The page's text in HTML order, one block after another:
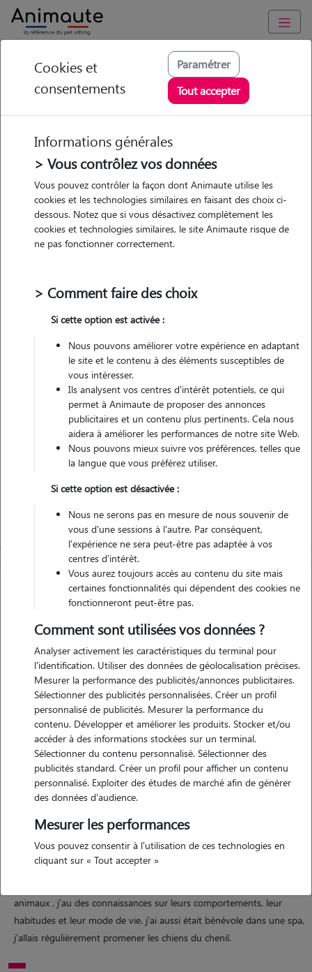
Animaute Occitanie
Lea - Petsitter à
CASTRES
• 25 ans
Garde
chez le Pet Sitter
Véhiculé
Contacter
L'envoi d'une demande est sans engagement
Motivation
je suis étudiante au lycée professionnel de castres et je cherche à
combler mes heures disponibles dans la semaine en compagnie
d'animaux. j'ai grandie entourée de plusieurs animaux et leur
présence me manque beaucoup. je chercher donc à associer mon
temps libre et une de mes passion !
Expérience
j'ai eu beaucoup d'animaux , de toutes races : des rongeurs , des
animaux , j'au des connaissances sur leurs comportements, leur
habitudes et leur mode de vie. j'ai aussi était bénévole dans une spa,
j'allais régulièrement promener les chiens du chenil.
Cookies et
consentements
Paramétrer
Tout accepter
Informations générales
> Vous contrôlez vos données
Vous pouvez contrôler la façon dont Animaute utilise les
cookies et les technologies similaires en faisant des choix ci-
dessous. Notez que si vous désactivez complètement les
cookies et technologies similaires, le site Animaute risque de
ne pas fonctionner correctement.
> Comment faire des choix
Si cette option est activée :
Nous pouvons améliorer votre expérience en adaptant
le site et le contenu à des éléments susceptibles de
vous intéresser.
Ils analysent vos centres d'intérêt potentiels, ce qui
permet à Animaute de proposer des annonces
publicitaires et un contenu plus pertinents. Cela nous
aidera à améliorer les performances de notre site Web.
Nous pouvons mieux suivre vos préférences, telles que
la langue que vous préférez utiliser.
Si cette option est désactivée :
Nous ne serons pas en mesure de nous souvenir de
vous d'une sessions à l'autre. Par conséquent,
l'expérience ne sera peut-être pas adaptée à vos
centres d'intérêt.
Vous aurez toujours accès au contenu du site mais
certaines fonctionnalités qui dépendent des cookies ne
fonctionneront peut-être pas.
Comment sont utilisées vos données ?
Analyser activement les caractéristiques du terminal pour
l'identification. Utiliser des données de géolocalisation précises.
Mesurer la performance des publicités/annonces publicitaires.
Sélectionner des publicités personnalisées. Créer un profil
personnalisé de publicités. Mesurer la performance du
contenu. Développer et améliorer les produits. Stocker et/ou
accéder à des informations stockées sur un terminal.
Sélectionner du contenu personnalisé. Sélectionner des
publicités standard. Créer un profil pour afficher un contenu
personnalisé. Exploiter des études de marché afin de générer
des données d'audience.
Mesurer les performances
Vous pouvez consentir à l'utilisation de ces technologies en
cliquant sur « Tout accepter »